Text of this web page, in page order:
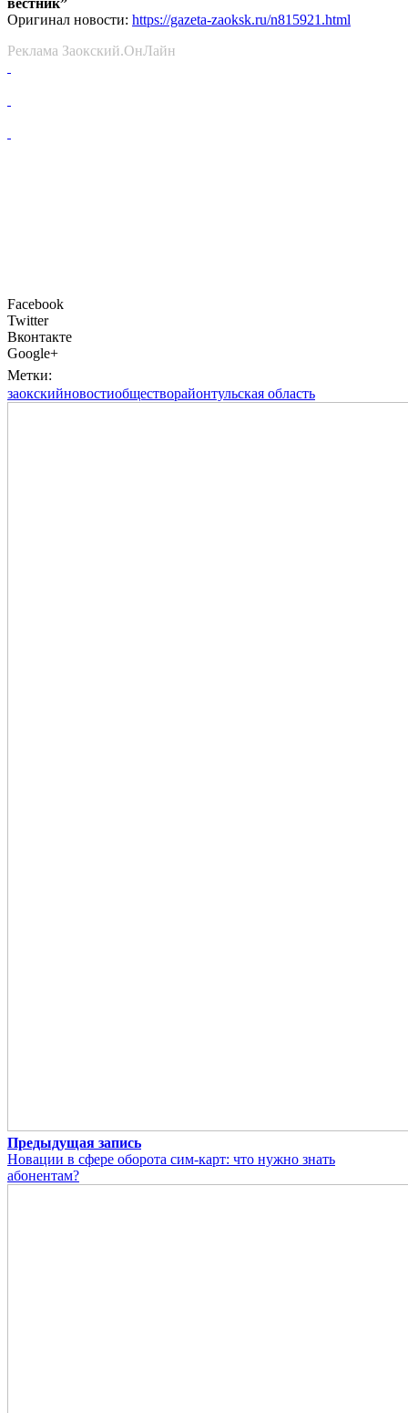
вестник”
Оригинал новости: https://gazeta-zaoksk.ru/n815921.html
Реклама Заокский.ОнЛайн
Facebook
Twitter
Вконтакте
Google+
Метки:
заокскийновостиобществорайонтульская область
Предыдущая запись
Новации в сфере оборота сим-карт: что нужно знать
абонентам?